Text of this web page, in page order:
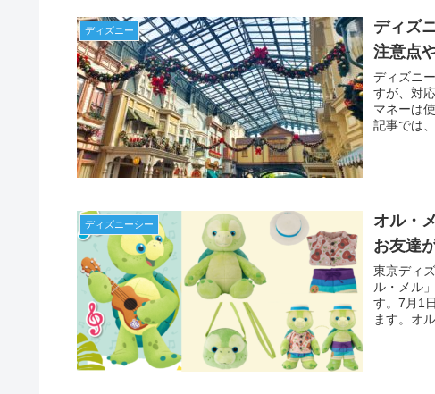
ディズニー
ディズ
注意点
ディズニ
すが、対
マネーは
記事では
ディズニーシー
オル・
お友達
東京ディ
ル・メル
す。7月1
ます。オ